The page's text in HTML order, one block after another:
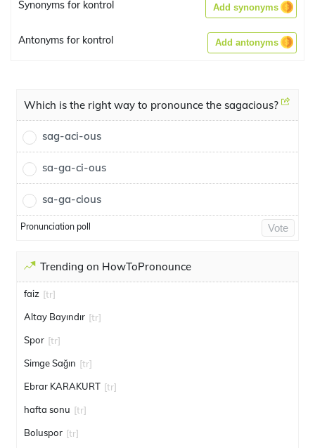
Synonyms for kontrol Add synonyms
Antonyms for kontrol Add antonyms
Which is the right way to pronounce the sagacious?
sag-aci-ous
sa-ga-ci-ous
sa-ga-cious
Pronunciation poll Vote
Trending on HowToPronounce
faiz [tr]
Altay Bayındır [tr]
Spor [tr]
Simge Sağın [tr]
Ebrar KARAKURT [tr]
hafta sonu [tr]
Boluspor [tr]